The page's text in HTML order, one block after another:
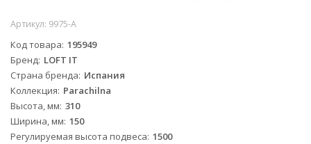
Артикул: 9975-A
Код товара 195949
Бренд LOFT IT
Страна бренда Испания
Коллекция Parachilna
Высота, мм 310
Ширина, мм 150
Регулируемая высота подвеса 1500